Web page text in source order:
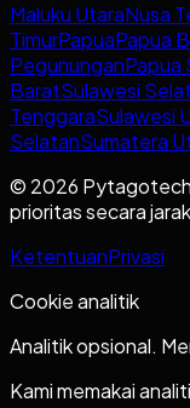
Maluku UtaraNusa
TimurPapuaPapua
PegununganPapua
BaratSulawesi
TenggaraSulawesi
SelatanSumatera
© 2026
prioritas secara
KetentuanPrivasi
Cookie analitik
Analitik opsional.
Kami memakai